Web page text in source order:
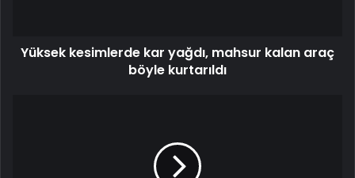
Yüksek kesimlerde kar yağdı, mahsur kalan araç
böyle kurtarıldı